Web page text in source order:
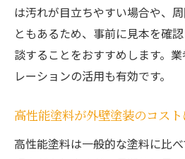
は汚れが目立ちやすい場合や、
ともあるため、事前に見本を確
談することをおすすめします。
レーションの活用も有効です。
高性能塗料が外壁塗装のコス
高性能塗料は一般的な塗料に比